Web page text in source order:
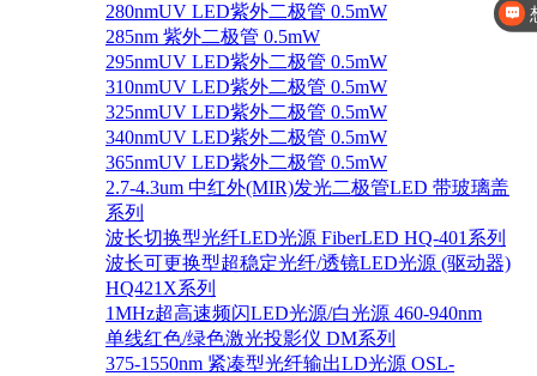
280nmUV LED紫外二极管 0.5mW
285nm 紫外二极管 0.5mW
295nmUV LED紫外二极管 0.5mW
310nmUV LED紫外二极管 0.5mW
325nmUV LED紫外二极管 0.5mW
340nmUV LED紫外二极管 0.5mW
365nmUV LED紫外二极管 0.5mW
2.7-4.3um 中红外(MIR)发光二极管LED 带玻璃盖
系列
波长切换型光纤LED光源 FiberLED HQ-401系列
波长可更换型超稳定光纤/透镜LED光源 (驱动器)
HQ421X系列
1MHz超高速频闪LED光源/白光源 460-940nm
单线红色/绿色激光投影仪 DM系列
375-1550nm 紧凑型光纤输出LD光源 OSL-
你好